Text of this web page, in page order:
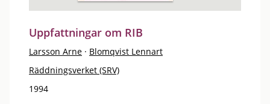
Uppfattningar om RIB
Larsson Arne · Blomqvist Lennart
Räddningsverket (SRV)
1994